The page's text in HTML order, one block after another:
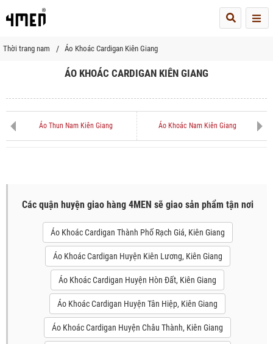
Thời trang nam Áo Khoác Cardigan Kiên Giang
ÁO KHOÁC CARDIGAN KIÊN GIANG
Áo Thun Nam Kiên Giang Áo Khoác Nam Kiên Giang
Các quận huyện giao hàng 4MEN sẽ giao sản phẩm tận nơi
Áo Khoác Cardigan Thành Phố Rạch Giá, Kiên Giang
Áo Khoác Cardigan Huyện Kiên Lương, Kiên Giang
Áo Khoác Cardigan Huyện Hòn Đất, Kiên Giang
Áo Khoác Cardigan Huyện Tân Hiệp, Kiên Giang
Áo Khoác Cardigan Huyện Châu Thành, Kiên Giang